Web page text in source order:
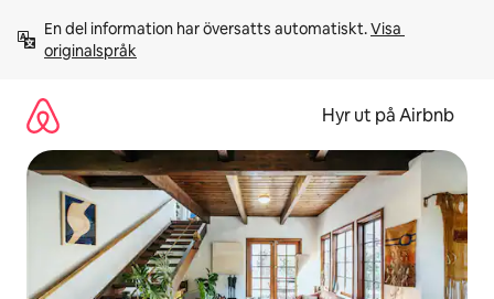
innehåll
En del information har översatts automatiskt. Visa
originalspråk
Hyr ut på Airbnb